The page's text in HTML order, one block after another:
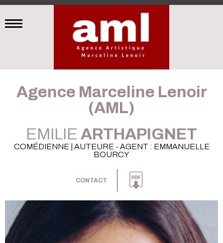
Agence Marceline Lenoir
(AML)
EMILIE ARTHAPIGNET
COMÉDIENNE | AUTEURE - AGENT : EMMANUELLE
BOURCY
CONTACT